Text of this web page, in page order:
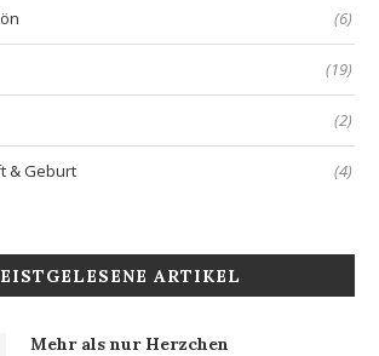
(6)
(19)
(2)
& Geburt (4)
ARTIKEL
Mehr als nur Herzchen